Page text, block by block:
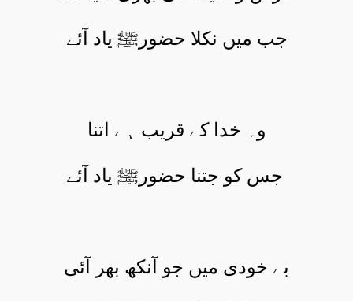
جب میں نکلا حضورﷺ یاد آئے
وہ خدا کے قریب ہے اتنا
جس کو جتنا حضورﷺ یاد آئے
بے خودی میں جو آنکھ بھر آئی